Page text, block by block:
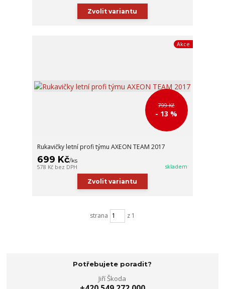
Zvolit variantu
Akce
799 Kč
- 13 %
Rukavičky letní profi týmu AXEON TEAM 2017
699 Kč/ks
578 Kč bez DPH skladem
Zvolit variantu
strana z 1
Potřebujete poradit?
Jiří Škoda